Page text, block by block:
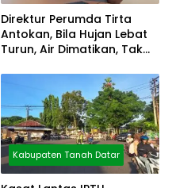
Direktur Perumda Tirta
Antokan, Bila Hujan Lebat
Turun, Air Dimatikan, Tak
Kabupaten Tanah Datar